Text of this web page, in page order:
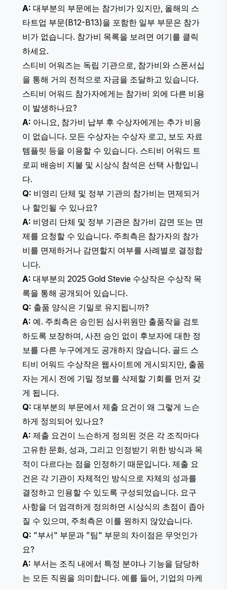
A: 대부분의 부문에는 참가비가 있지만, 올해의 스
타트업 부문(B12-B13)을 포함한 일부 부문은 참가
비가 없습니다. 참가비 목록을 보려면 여기를 클릭
하세요.
스티비 어워즈는 독립 기관으로, 참가비와 스폰서십
을 통해 거의 전적으로 자금을 조달하고 있습니다.
스티비 어워드 참가자에게는 참가비 외에 다른 비용
이 발생하나요?
A: 아니요, 참가비 납부 후 수상자에게는 추가 비용
이 없습니다. 모든 수상자는 수상자 로고, 보도 자료
템플릿 등을 이용할 수 있습니다. 스티비 어워드 트
로피 배송비 지불 및 시상식 참석은 선택 사항입니
다.
Q: 비영리 단체 및 정부 기관의 참가비는 면제되거
나 할인될 수 있나요?
A: 비영리 단체 및 정부 기관은 참가비 감면 또는 면
제를 요청할 수 있습니다. 주최측은 참가자의 참가
비를 면제하거나 감면할지 여부를 사례별로 결정합
니다.
A: 대부분의 2025 Gold Stevie 수상작은 수상작 목
록을 통해 공개되어 있습니다.
Q: 출품 양식은 기밀로 유지됩니까?
A: 예. 주최측은 승인된 심사위원만 출품작을 검토
하도록 보장하며, 사전 승인 없이 후보자에 대한 정
보를 다른 누구에게도 공개하지 않습니다. 골드 스
티비 어워드 수상작은 웹사이트에 게시되지만, 출품
자는 게시 전에 기밀 정보를 삭제할 기회를 먼저 갖
게 됩니다.
Q: 대부분의 부문에서 제출 요건이 왜 그렇게 느슨
하게 정의되어 있나요?
A: 제출 요건이 느슨하게 정의된 것은 각 조직마다
고유한 문화, 성과, 그리고 인정받기 위한 방식과 목
적이 다르다는 점을 인정하기 때문입니다. 제출 요
건은 각 기관이 자체적인 방식으로 자체의 성과를
결정하고 인용할 수 있도록 구성되었습니다. 요구
사항을 더 엄격하게 정의하면 시상식의 초점이 좁아
질 수 있으며, 주최측은 이를 원하지 않았습니다.
Q: "부서" 부문과 "팀" 부문의 차이점은 무엇인가
요?
A: 부서는 조직 내에서 특정 분야나 기능을 담당하
는 모든 직원을 의미합니다. 예를 들어, 기업의 마케